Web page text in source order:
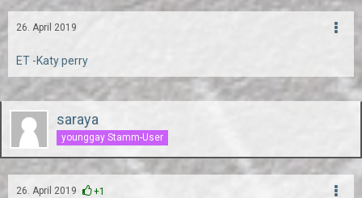
26. April 2019
ET -Katy perry
saraya
younggay Stamm-User
26. April 2019 +1